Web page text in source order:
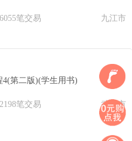
6055笔交易 九江市
第二版)(学生用书)
2198笔交易 武汉市